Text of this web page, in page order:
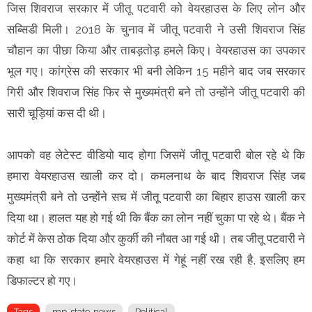
जिस शिवराज सरकार में जीतू पटवारी को वेयरहाउस के लिए लोन और
सब्सिडी मिली। 2018 के चुनाव में जीतू पटवारी ने उसी शिवराज सिंह
चौहान का पीछा किया और ताबड़तोड़ हमले किए। वेयरहाउस का उपकार
भूल गए। कांग्रेस की सरकार भी बनी लेकिन 15 महीने बाद जब सरकार
गिरी और शिवराज सिंह फिर से मुख्यमंत्री बने तो उन्होंने जीतू पटवारी की
सारी चूड़ियां कस दी थी।
आपको वह लेटेस्ट वीडियो याद होगा जिसमें जीतू पटवारी बोल रहे थे कि
हमारा वेयरहाउस खाली कर दो। कमलनाथ के बाद शिवराज सिंह जब
मुख्यमंत्री बने तो उन्होंने सच में जीतू पटवारी का बिहार हाउस खाली कर
दिया था। हालत यह हो गई थी कि बैंक का लोन नहीं चुका पा रहे थे। बैंक ने
कोर्ट में केस ठोक दिया और कुर्की की नौबत आ गई थी। तब जीतू पटवारी ने
कहा था कि सरकार हमारे वेयरहाउस में गेहूं नहीं रख रही है, इसलिए हम
डिफाल्टर हो गए।